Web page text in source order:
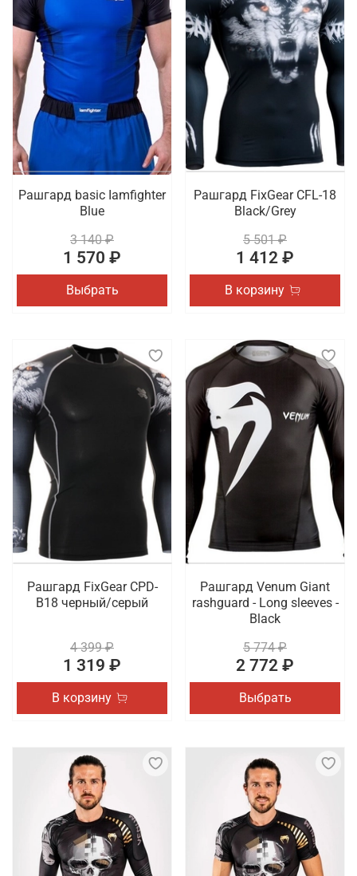
Рашгард basic Iamfighter
Blue
3 140 ₽
1 570 ₽
Выбрать
Рашгард FixGear CFL-18
Black/Grey
5 501 ₽
1 412 ₽
В корзину
Рашгард FixGear CPD-
B18 черный/серый
4 399 ₽
1 319 ₽
В корзину
Рашгард Venum Giant
rashguard - Long sleeves -
Black
5 774 ₽
2 772 ₽
Выбрать